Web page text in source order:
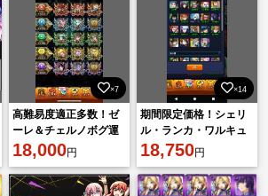
×7
高難易度適正多数！ゼ
ーレ＆チェルノボグ運
極引退垢
18,000円
×14
期間限定価格！シェリ
ル・ランカ・ワルキュ
ーレ運極引退垢！五条
艦隊有り！
18,750円